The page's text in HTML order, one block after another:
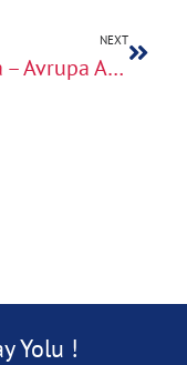
NEXT
Yalova – Avrupa Arası Nakliyede Profesyonel Çözümler
Yolu !